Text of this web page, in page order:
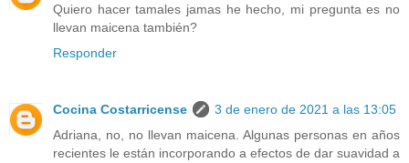
Quiero hacer tamales jamas he hecho, mi pregunta es no
llevan maicena también?
Responder
Cocina Costarricense
3 de enero de 2021 a las 13:05
Adriana, no, no llevan maicena. Algunas personas en años
recientes le están incorporando a efectos de dar suavidad a